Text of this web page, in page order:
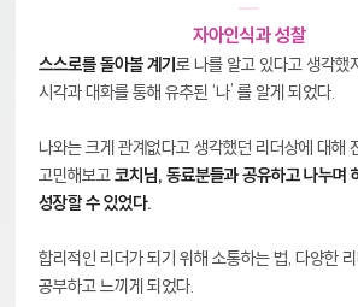
자아인식과 성찰
스스로를 돌아볼 계기로 나를 알고 있다고 생각했
시각과 대화를 통해 유추된 ‘나’ 를 알게 되었다.
나와는 크게 관계없다고 생각했던 리더상에 대해
고민해보고코치님, 동료분들과 공유하고 나누며
성장할 수 있었다.
합리적인 리더가 되기 위해 소통하는 법, 다양한
공부하고 느끼게 되었다.